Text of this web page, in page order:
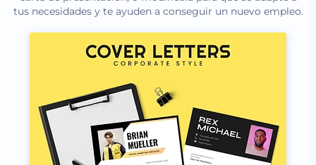
tus necesidades y te ayuden a conseguir un nuevo empleo.